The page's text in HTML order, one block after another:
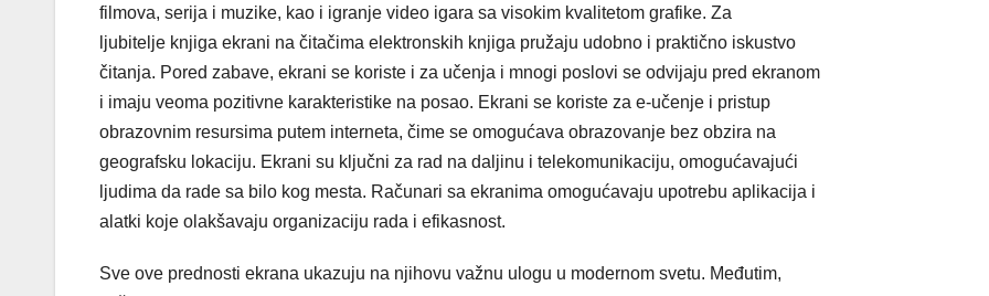
filmova, serija i muzike, kao i igranje video igara sa visokim kvalitetom grafike. Za
ljubitelje knjiga ekrani na čitačima elektronskih knjiga pružaju udobno i praktično iskustvo
čitanja. Pored zabave, ekrani se koriste i za učenja i mnogi poslovi se odvijaju pred ekranom
i imaju veoma pozitivne karakteristike na posao. Ekrani se koriste za e-učenje i pristup
obrazovnim resursima putem interneta, čime se omogućava obrazovanje bez obzira na
geografsku lokaciju. Ekrani su ključni za rad na daljinu i telekomunikaciju, omogućavajući
ljudima da rade sa bilo kog mesta. Računari sa ekranima omogućavaju upotrebu aplikacija i
alatki koje olakšavaju organizaciju rada i efikasnost.
Sve ove prednosti ekrana ukazuju na njihovu važnu ulogu u modernom svetu. Međutim,